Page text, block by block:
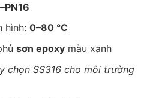
hình: 0–80 °C
sơn epoxymàu xanh
chọn SS316 cho môi trường